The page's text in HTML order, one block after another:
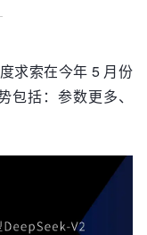
求索在今年 5 月份
括：参数更多、